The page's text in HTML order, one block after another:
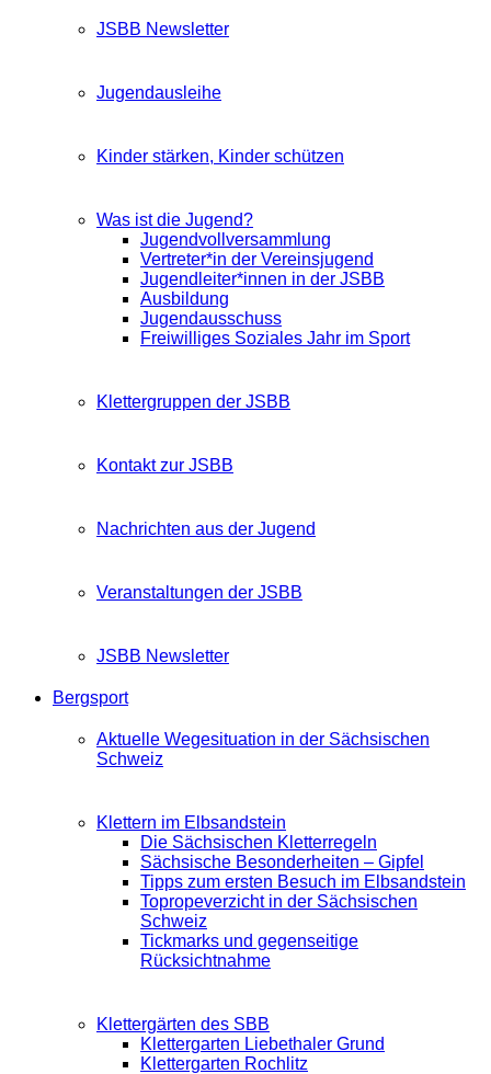
JSBB Newsletter
Jugendausleihe
Kinder stärken, Kinder schützen
Was ist die Jugend?
Jugendvollversammlung
Vertreter*in der Vereinsjugend
Jugendleiter*innen in der JSBB
Ausbildung
Jugendausschuss
Freiwilliges Soziales Jahr im Sport
Klettergruppen der JSBB
Kontakt zur JSBB
Nachrichten aus der Jugend
Veranstaltungen der JSBB
JSBB Newsletter
Bergsport
Aktuelle Wegesituation in der Sächsischen
Schweiz
Klettern im Elbsandstein
Die Sächsischen Kletterregeln
Sächsische Besonderheiten – Gipfel
Tipps zum ersten Besuch im Elbsandstein
Topropeverzicht in der Sächsischen
Schweiz
Tickmarks und gegenseitige
Rücksichtnahme
Klettergärten des SBB
Klettergarten Liebethaler Grund
Klettergarten Rochlitz